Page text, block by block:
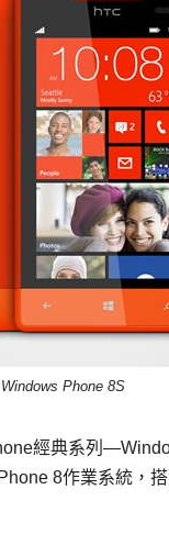
Windows Phone 8S
經典系列
8作業系統，